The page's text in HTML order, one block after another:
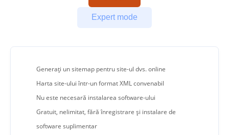
Expert mode
Generați un sitemap pentru site-ul dvs. online
Harta site-ului într-un format XML convenabil
Nu este necesară instalarea software-ului
Gratuit, nelimitat, fără înregistrare și instalare de
software suplimentar